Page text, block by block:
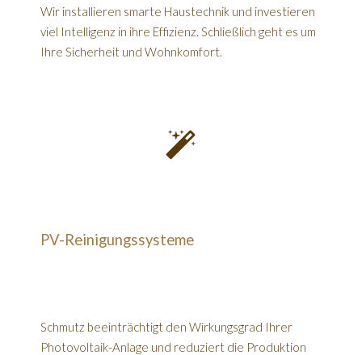
Wir installieren smarte Haustechnik und investieren
viel Intelligenz in ihre Effizienz. Schließlich geht es um
Ihre Sicherheit und Wohnkomfort.
PV-Reinigungssysteme
Schmutz beeinträchtigt den Wirkungsgrad Ihrer
Photovoltaik-Anlage und reduziert die Produktion